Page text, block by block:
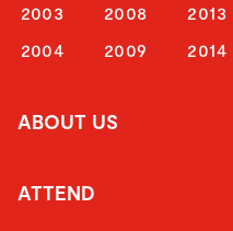
2003
2004
2008
2009
2013
2014
ABOUT US
ATTEND